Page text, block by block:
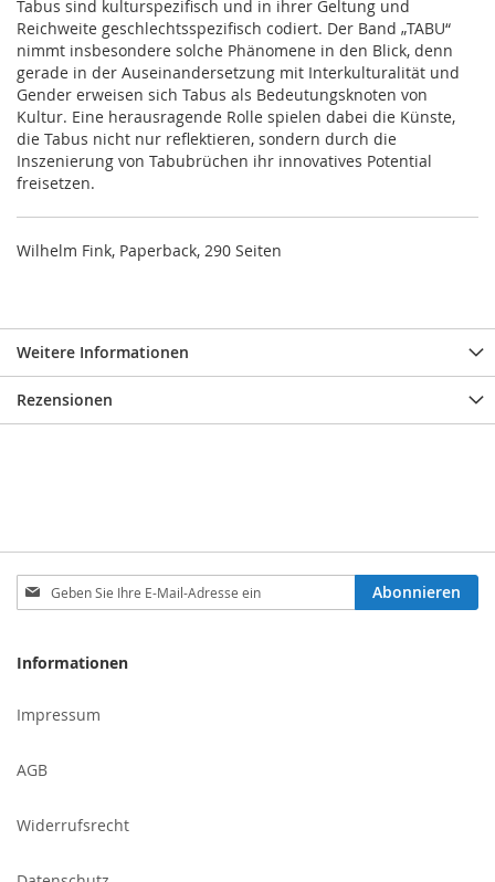
Tabus sind kulturspezifisch und in ihrer Geltung und
Reichweite geschlechtsspezifisch codiert. Der Band „TABU“
nimmt insbesondere solche Phänomene in den Blick, denn
gerade in der Auseinandersetzung mit Interkulturalität und
Gender erweisen sich Tabus als Bedeutungsknoten von
Kultur. Eine herausragende Rolle spielen dabei die Künste,
die Tabus nicht nur reflektieren, sondern durch die
Inszenierung von Tabubrüchen ihr innovatives Potential
freisetzen.
Wilhelm Fink, Paperback, 290 Seiten
Weitere Informationen
Rezensionen
Melden
Sie
unseren
an:
Abonnieren
Informationen
Impressum
AGB
Widerrufsrecht